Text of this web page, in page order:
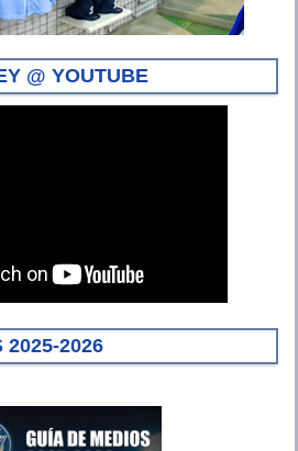
@ YOUTUBE
2025-2026